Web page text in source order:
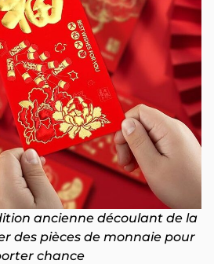
ancienne découlant de la
des pièces de monnaie pour
chance